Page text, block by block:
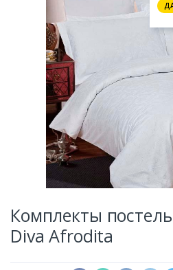
Комплекты
Diva Afrodita